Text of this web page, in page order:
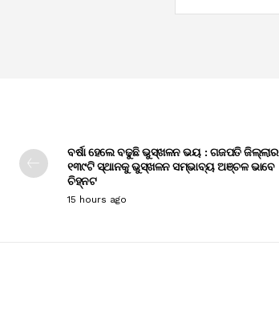
ବର୍ଷା ହେଲେ ବଢୁଛି ଭୁସ୍ଖଳନ ଭୟ : ଗଜପତି ଜିଲ୍ଲାର
୧୩୯ଟି ସ୍ଥାନକୁ ଭୁସ୍ଖଳନ ସମ୍ଭାବ୍ୟ ଅଞ୍ଚଳ ଭାବେ
ଚିହ୍ନଟ
15 hours ago